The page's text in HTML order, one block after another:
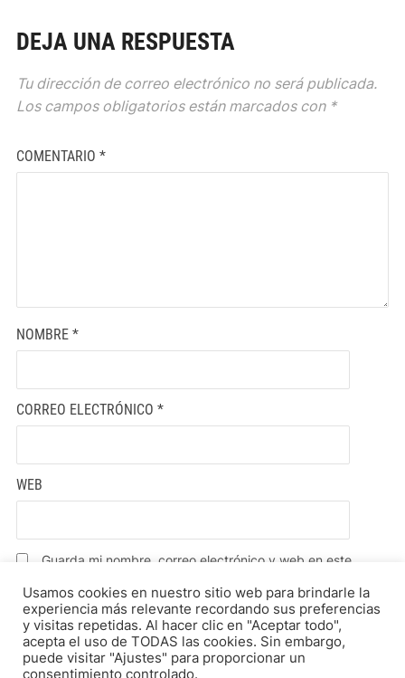
DEJA UNA RESPUESTA
Tu dirección de correo electrónico no será publicada.
Los campos obligatorios están marcados con *
COMENTARIO *
NOMBRE *
CORREO ELECTRÓNICO *
WEB
Guarda mi nombre, correo electrónico y web en este
Usamos cookies en nuestro sitio web para brindarle la
experiencia más relevante recordando sus preferencias
y visitas repetidas. Al hacer clic en "Aceptar todo",
acepta el uso de TODAS las cookies. Sin embargo,
puede visitar "Ajustes" para proporcionar un
consentimiento controlado.